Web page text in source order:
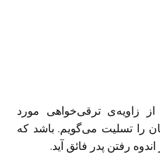
از زاویه‌ی ترقی‌خواهی مورد
را تسلیت می‌گویم. باشد که
رفتن پدر فائق آید.